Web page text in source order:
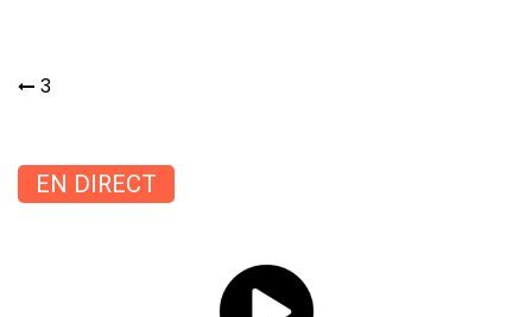
Navigation
3
EN DIRECT